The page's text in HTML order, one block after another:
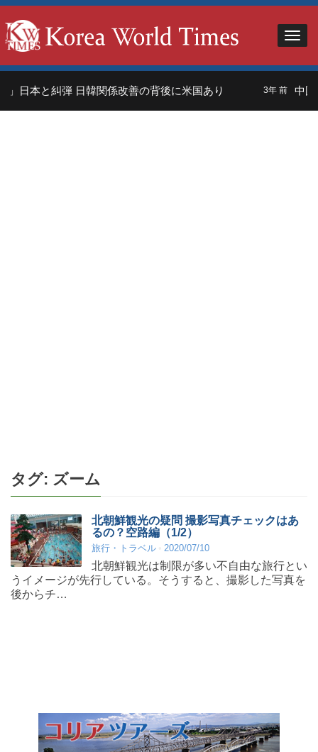
日本と糾弾 日韓関係改善の背後に米国あり 3年 前 中国
タグ: ズーム
北朝鮮観光の疑問 撮影写真チェックはあ
るの？空路編（1/2）
旅行・トラベル 2020/07/10
北朝鮮観光は制限が多い不自由な旅行とい
うイメージが先行している。そうすると、撮影した写真を
後からチ…